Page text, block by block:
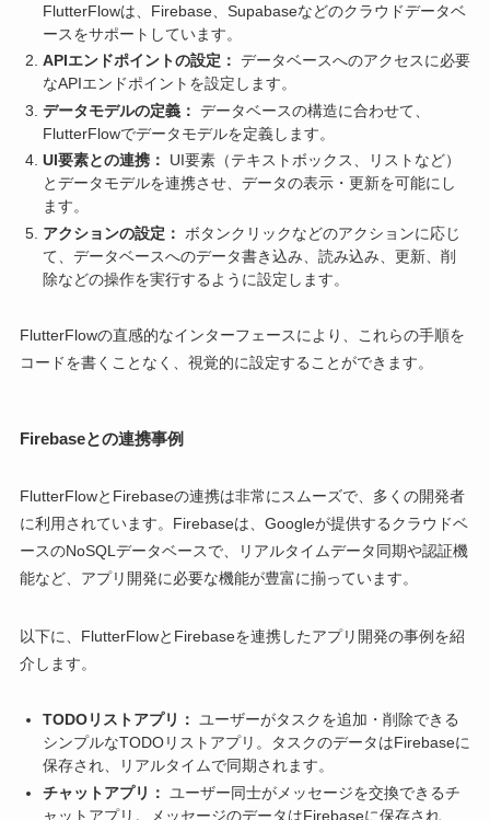
FlutterFlowは、Firebase、Supabaseなどのクラウドデータベ
ースをサポートしています。
APIエンドポイントの設定： データベースへのアクセスに必要
なAPIエンドポイントを設定します。
データモデルの定義： データベースの構造に合わせて、
FlutterFlowでデータモデルを定義します。
UI要素との連携：
UI要素（テキストボックス、リストなど）
とデータモデルを連携させ、データの表示・更新を可能にし
ます。
アクションの設定：
ボタンクリックなどのアクションに応じ
て、データベースへのデータ書き込み、読み込み、更新、削
除などの操作を実行するように設定します。
FlutterFlowの直感的なインターフェースにより、これらの手順を
コードを書くことなく、視覚的に設定することができます。
Firebaseとの連携事例
FlutterFlowとFirebaseの連携は非常にスムーズで、多くの開発者
に利用されています。Firebaseは、Googleが提供するクラウドベ
ースのNoSQLデータベースで、リアルタイムデータ同期や認証機
能など、アプリ開発に必要な機能が豊富に揃っています。
以下に、FlutterFlowとFirebaseを連携したアプリ開発の事例を紹
介します。
TODOリストアプリ： ユーザーがタスクを追加・削除できる
シンプルなTODOリストアプリ。タスクのデータはFirebaseに
保存され、リアルタイムで同期されます。
チャットアプリ：
ユーザー同士がメッセージを交換できるチ
ャットアプリ。メッセージのデータはFirebaseに保存され、